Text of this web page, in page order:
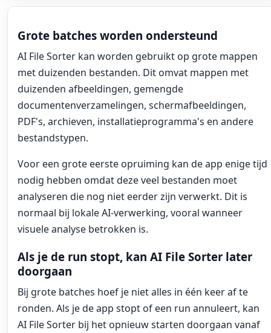
Grote batches worden ondersteund
AI File Sorter kan worden gebruikt op grote mappen
met duizenden bestanden. Dit omvat mappen met
duizenden afbeeldingen, gemengde
documentenverzamelingen, schermafbeeldingen,
PDF's, archieven, installatieprogramma's en andere
bestandstypen.
Voor een grote eerste opruiming kan de app enige tijd
nodig hebben omdat deze veel bestanden moet
analyseren die nog niet eerder zijn verwerkt. Dit is
normaal bij lokale AI-verwerking, vooral wanneer
visuele analyse betrokken is.
Als je de run stopt, kan AI File Sorter later
doorgaan
Bij grote batches hoef je niet alles in één keer af te
ronden. Als je de app stopt of een run annuleert, kan
AI File Sorter bij het opnieuw starten doorgaan vanaf